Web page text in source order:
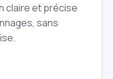
claire et précise
sans